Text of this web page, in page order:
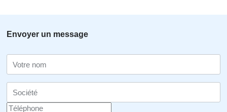
Envoyer un message